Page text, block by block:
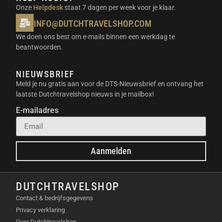
BELANGRIJKSTE
EIGENSCHAPPEN
360° Infinite Pan Tracking
Ingebouwde selfie stick
Geavanceerde stabilisatie
Compacte en draagbare vormgeving
Intuïtieve app
Veelzijdige opnamemodi
INHOUD VAN DE VERPAKKING
Insta360 Flow 2 Pro White gimbal
Magnetische telefoonbevestiging
USB-C naar USB-A oplaadkabel
Beschermende hoes
Onze Helpdesk staat 7 dagen per week voor je klaar.
INFO@DUTCHTRAVELSHOP.COM
We doen ons best om e-mails binnen een werkdag te
beantwoorden.
NIEUWSBRIEF
Meld je nu gratis aan voor de DTS-Nieuwsbrief en ontvang het
laatste Dutchtravelshop nieuws in je mailbox!
E-mailadres
Aanmelden
DUTCHTRAVELSHOP
Contact & bedrijfsgegevens
Privacy verklaring